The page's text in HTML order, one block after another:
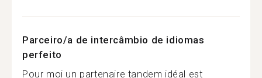
Parceiro/a de intercâmbio de idiomas
perfeito
Pour moi un partenaire tandem idéal est